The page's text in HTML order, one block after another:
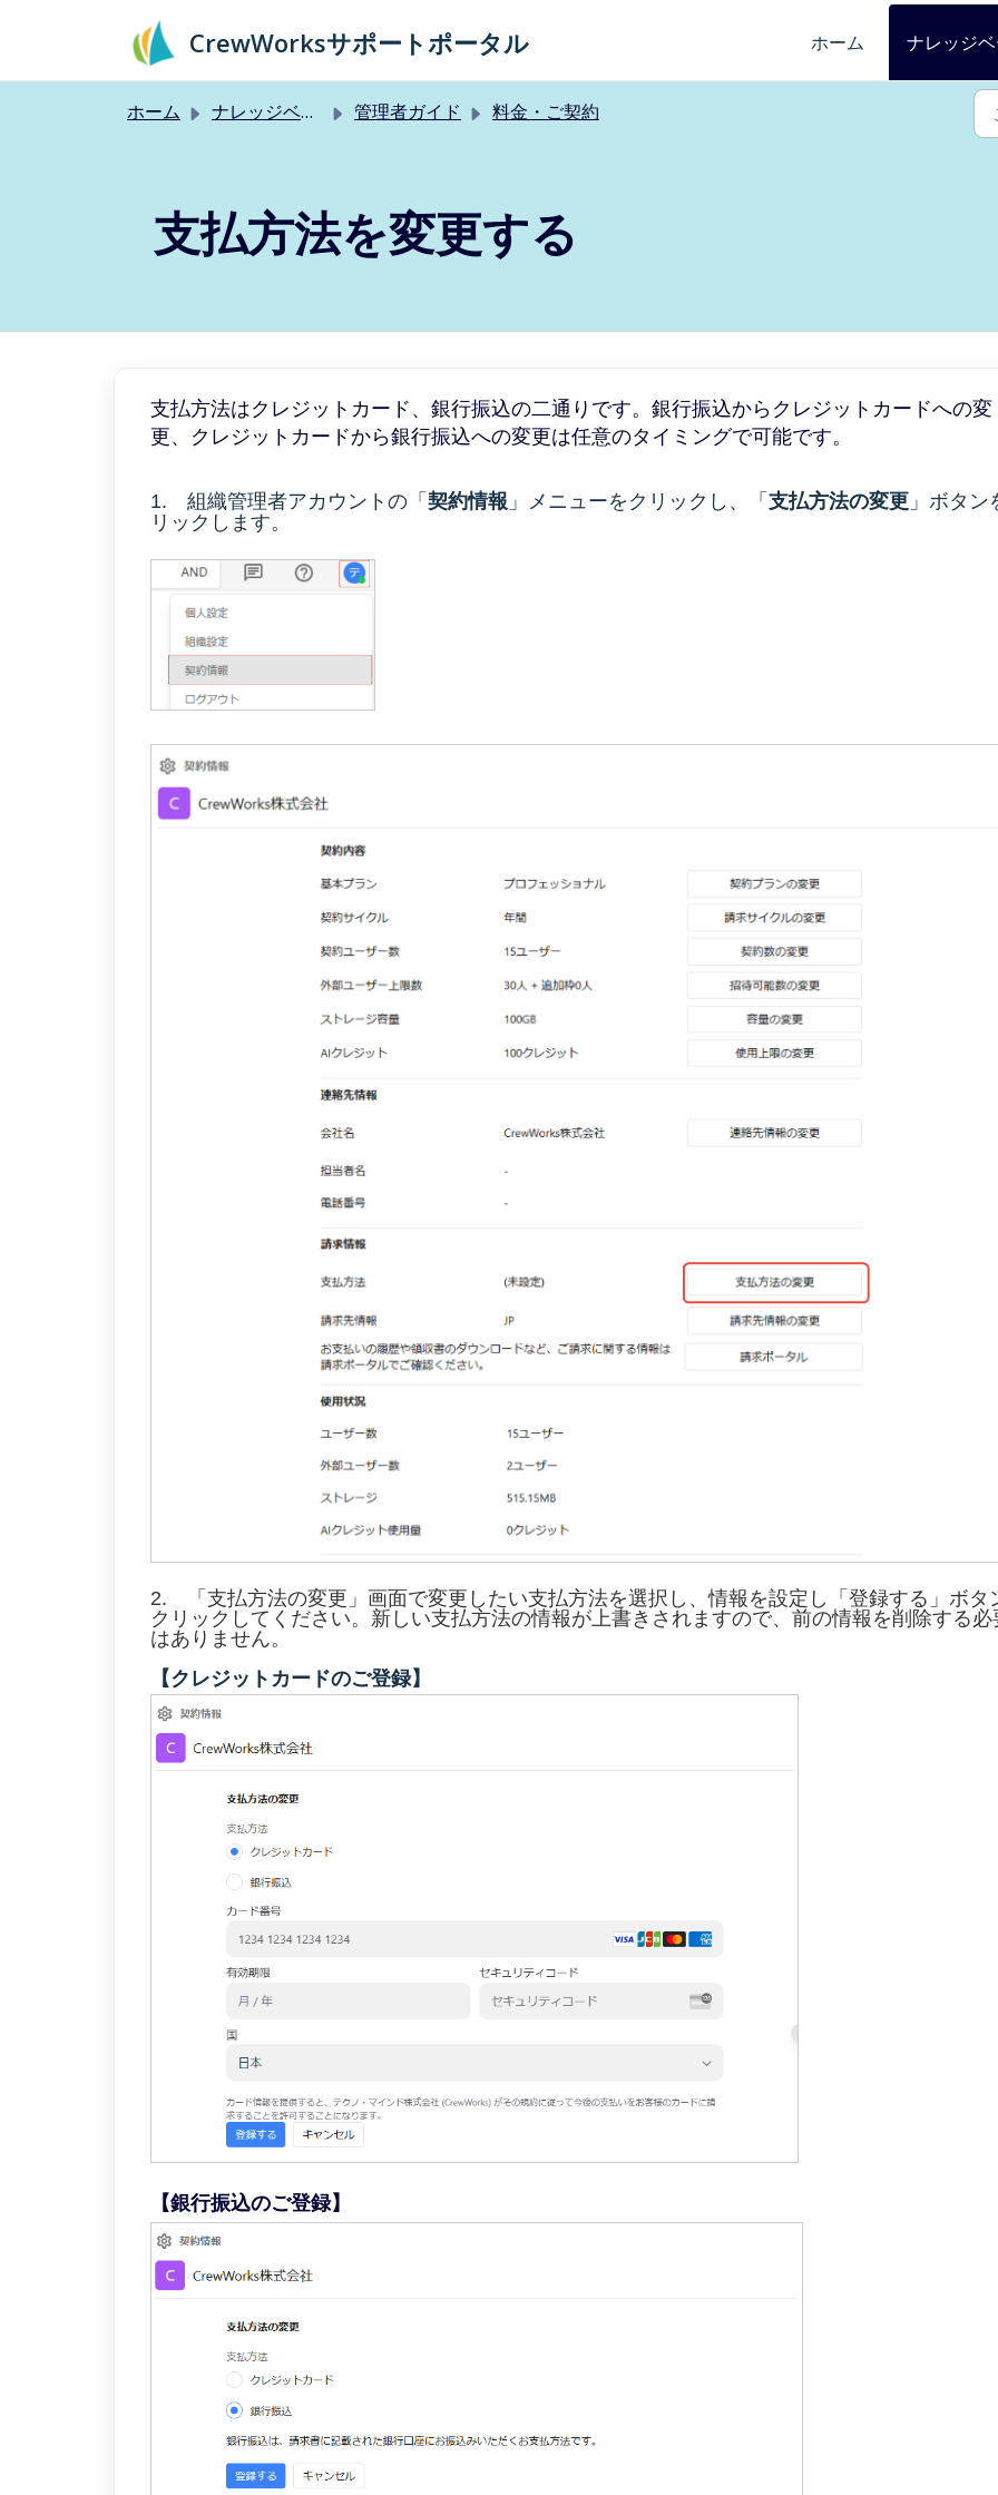
CrewWorksサポートポータル ホーム ナレッジ
ホーム ナレッジベース 管理者ガイド 料金・ご契約
支払方法を変更する
支払方法はクレジットカード、銀行振込の二通りです。銀行振込からクレジットカードへの変
更、クレジットカードから銀行振込への変更は任意のタイミングで可能です。
1. 組織管理者アカウントの「 契約情報 」メニューをクリックし、「 支払方法の変更 」ボタン
リックします。
2. 「支払方法の変更」画面で変更したい支払方法を選択し、情報を設定し「登録する」ボタ
クリックしてください。新しい支払方法の情報が上書きされますので、前の情報を削除する必
はありません。
【クレジットカードのご登録】
【銀行振込のご登録】